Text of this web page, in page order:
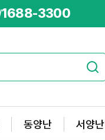
1688-3300
동양난 서양난